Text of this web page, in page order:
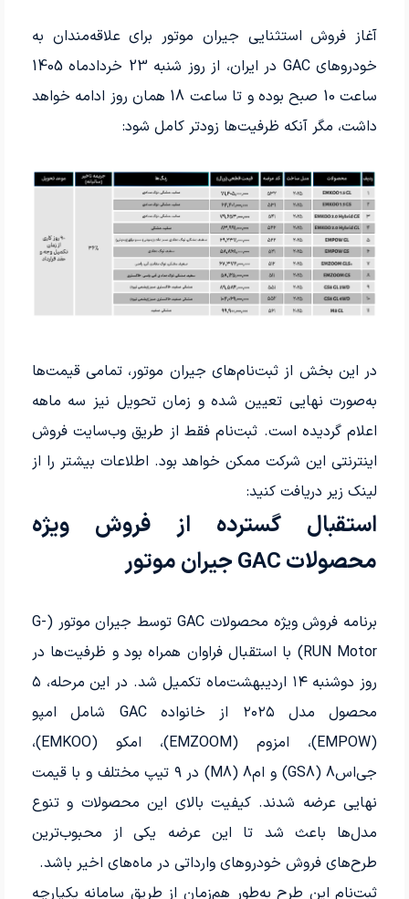
آغاز فروش استثنایی جیران موتور برای علاقه‌مندان به
خودروهای GAC در ایران، از روز شنبه 23 خردادماه 1405
ساعت 10 صبح بوده و تا ساعت 18 همان روز ادامه خواهد
داشت، مگر آنکه ظرفیت‌ها زودتر کامل شود:
در این بخش از ثبت‌نام‌های جیران موتور، تمامی قیمت‌ها
به‌صورت نهایی تعیین شده و زمان تحویل نیز سه ماهه
اعلام گردیده است. ثبت‌نام فقط از طریق وب‌سایت فروش
اینترنتی این شرکت ممکن خواهد بود. اطلاعات بیشتر را از
لینک زیر دریافت کنید:
استقبال گسترده از فروش ویژه
محصولات GAC جیران موتور
برنامه فروش ویژه محصولات GAC توسط جیران موتور (G-
RUN Motor) با استقبال فراوان همراه بود و ظرفیت‌ها در
روز دوشنبه ۱۴ اردیبهشت‌ماه تکمیل شد. در این مرحله، ۵
محصول مدل ۲۰۲۵ از خانواده GAC شامل امپو
(EMPOW)، امزوم (EMZOOM)، امکو (EMKOO)،
جی‌اس‌8 (GS8) و ام‌8 (M8) در ۹ تیپ مختلف و با قیمت
نهایی عرضه شدند. کیفیت بالای این محصولات و تنوع
مدل‌ها باعث شد تا این عرضه یکی از محبوب‌ترین
طرح‌های فروش خودروهای وارداتی در ماه‌های اخیر باشد.
ثبت‌نام این طرح به‌طور هم‌زمان از طریق سامانه یکپارچه